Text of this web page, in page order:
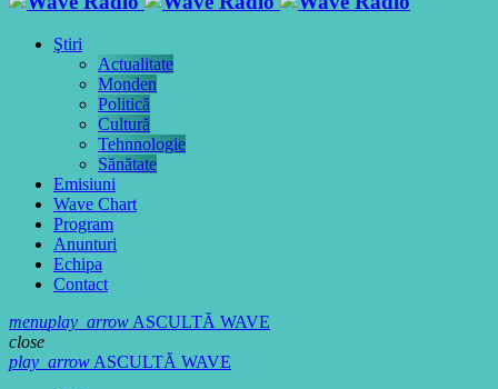
Ştiri
Actualitate
Monden
Politică
Cultură
Tehnnologie
Sănătate
Emisiuni
Wave Chart
Program
Anunturi
Echipa
Contact
menuplay_arrowASCULTĂ WAVE
close
play_arrowASCULTĂ WAVE